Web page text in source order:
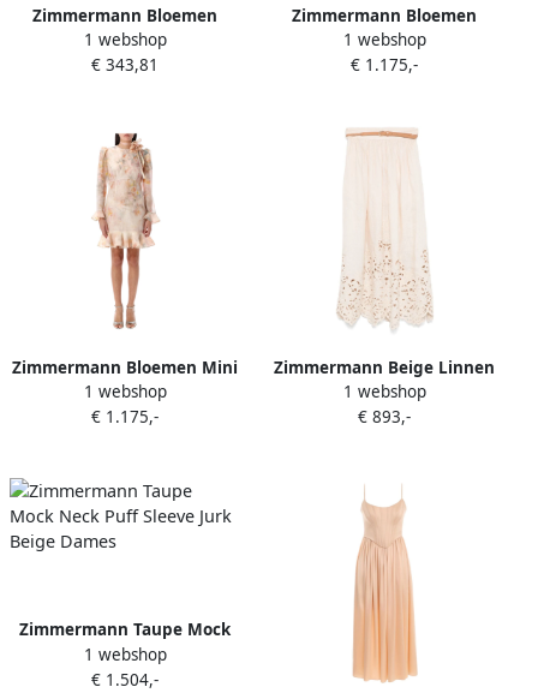
Zimmermann Bloemen
Linnen Hoge Taille Shorts
Beige Dames
1 webshop
€ 343,81
Zimmermann Bloemen
lange jurk met parelknopen
Beige Dames
1 webshop
€ 1.175,-
Zimmermann Bloemen Mini
Jurk Beige Dames
1 webshop
€ 1.175,-
Zimmermann Beige Linnen
Rok Beige Dames
1 webshop
€ 893,-
Zimmermann Taupe Mock
Neck Puff Sleeve Jurk Beige
Dames
1 webshop
€ 1.504,-